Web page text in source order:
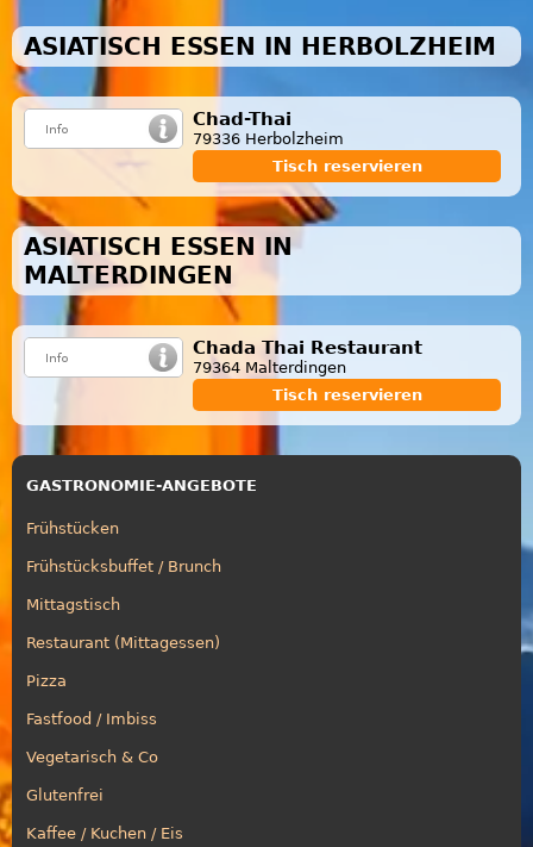
ASIATISCH ESSEN IN HERBOLZHEIM
Chad-Thai
79336 Herbolzheim
Tisch reservieren
ASIATISCH ESSEN IN
MALTERDINGEN
Chada Thai Restaurant
79364 Malterdingen
Tisch reservieren
GASTRONOMIE-ANGEBOTE
Frühstücken
Frühstücksbuffet / Brunch
Mittagstisch
Restaurant (Mittagessen)
Pizza
Fastfood / Imbiss
Vegetarisch & Co
Glutenfrei
Kaffee / Kuchen / Eis